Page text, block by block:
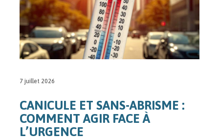
7 juillet 2026
CANICULE ET SANS-ABRISME :
COMMENT AGIR FACE À
L’URGENCE